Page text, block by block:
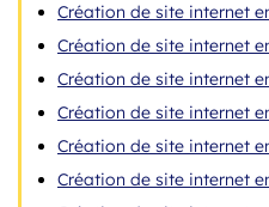
Création de site internet
Création de site internet
Création de site internet
Création de site internet
Création de site internet
Création de site internet